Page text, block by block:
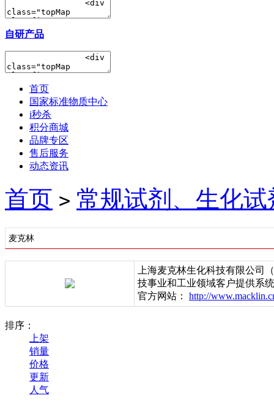
自研产品
首页
国家标准物质中心
i秒杀
积分商城
品牌专区
售后服务
动态资讯
首页 > 常规试剂、生化试
麦克林
上海麦克林生化科技有限公司
技事业和工业领域客户提供系
官方网站： http://
排序：
上架
销量
价格
更新
人气